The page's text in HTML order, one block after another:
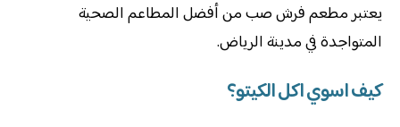
يعتبر مطعم فرش صب من أفضل المطاعم الصحية
المتواجدة في مدينة الرياض.
كيف اسوي اكل الكيتو؟